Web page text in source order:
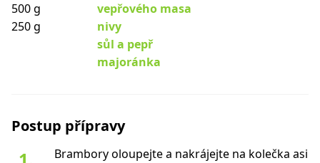
500 g
vepřového masa
250 g
nivy
sůl a pepř
majoránka
Postup přípravy
Brambory oloupejte a nakrájejte na kolečka asi